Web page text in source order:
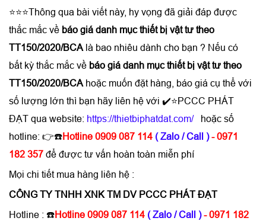
⭐⭐⭐Thông qua bài viết này, hy vọng đã giải đáp được
thắc mắc về báo giá danh mục thiết bị vật tư theo
TT150/2020/BCA là bao nhiêu dành cho bạn ? Nếu có
bất kỳ thắc mắc về báo giá danh mục thiết bị vật tư theo
TT150/2020/BCA hoặc muốn đặt hàng, báo giá cụ thể với
số lượng lớn thì bạn hãy liên hệ với ✔️⭐PCCC PHÁT
ĐẠT qua website: https://thietbiphatdat.com/
hoặc số
hotline: 👉☎️Hotline 0909 087 114 ( Zalo / Call )- 0971
182 357 để được tư vấn hoàn toàn miễn phí
Mọi chi tiết mua hàng liên hệ :
CÔNG TY TNHH XNK TM DV PCCC PHÁT ĐẠT
Hotline : ☎️Hotline 0909 087 114 ( Zalo / Call )- 0971 182